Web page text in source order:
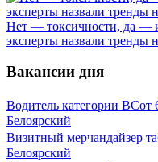
Нет — токсичности, да —
эксперты назвали тренды
Вакансии дня
Водитель категории ВСот
Белоярский
Визитный мерчандайзер
Белоярский